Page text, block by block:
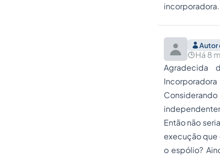
Autor
Há 8
Agradecida
Então não
execução que
o espólio?